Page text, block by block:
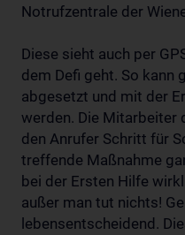
Notrufzentrale der
Diese sieht auch per
dem Defi geht. So kann
abgesetzt und mit der
werden. Die Mitarbeiter
den Anrufer Schritt für
treffende Maßnahme
bei der Ersten Hilfe
außer man tut nichts!
lebensentscheidend.